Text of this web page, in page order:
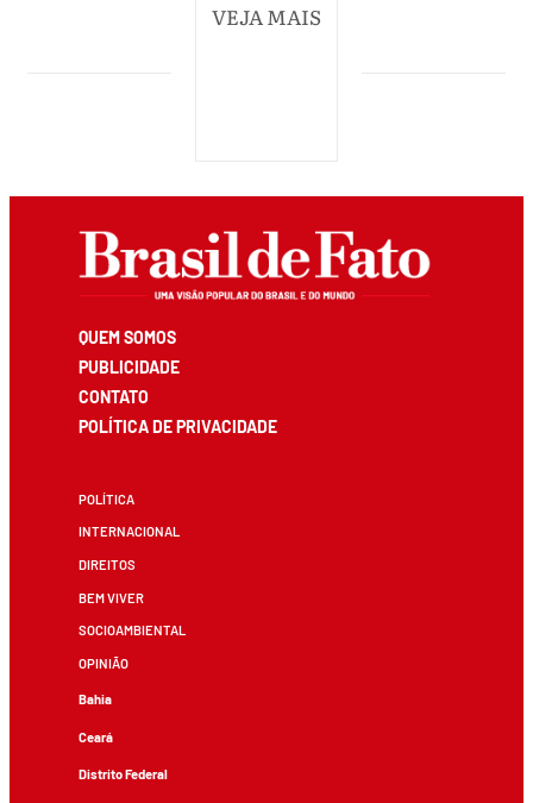
VEJA MAIS
QUEM SOMOS
PUBLICIDADE
CONTATO
POLÍTICA DE PRIVACIDADE
POLÍTICA
INTERNACIONAL
DIREITOS
BEM VIVER
SOCIOAMBIENTAL
OPINIÃO
Bahia
Ceará
Distrito Federal